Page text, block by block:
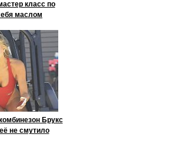
класс по
маслом
Брукс
не смутило